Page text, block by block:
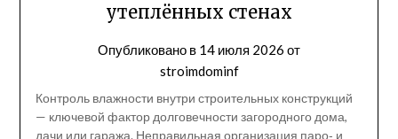
утеплённых стенах
Опубликовано в 14 июля 2026 от
stroimdominf
Контроль влажности внутри строительных конструкций
— ключевой фактор долговечности загородного дома,
дачи или гаража. Неправильная организация паро‑ и